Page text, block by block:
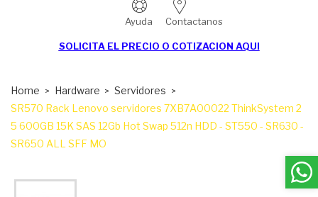
Ayuda Contactanos
SOLICITA EL PRECIO O COTIZACION AQUI
Home Hardware
Servidores
SR570 Rack Lenovo servidores 7XB7A00022 ThinkSystem 2
5 600GB 15K SAS 12Gb Hot Swap 512n HDD - ST550 - SR630 -
SR650 ALL SFF MO